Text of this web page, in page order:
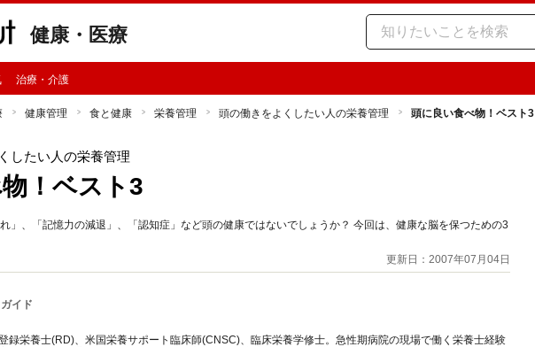
健康・医療
治療・介護
健康管理 食と健康 栄養管理 頭の働きをよくしたい人の栄養管理 頭に良い食べ物！ベスト3
したい人の栄養管理
！ベスト3
」、「記憶力の減退」、「認知症」など頭の健康ではないでしょうか？ 今回は、健康な脳を保つための3
更新日：2007年07月04日
イド
録栄養士(RD)、米国栄養サポート臨床師(CNSC)、臨床栄養学修士。急性期病院の現場で働く栄養士経験